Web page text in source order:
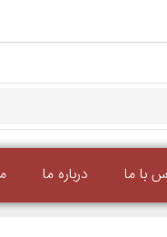
با ما درباره ما